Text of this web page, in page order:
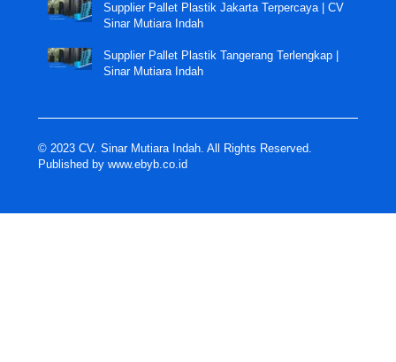
Supplier Pallet Plastik Jakarta Terpercaya | CV
Sinar Mutiara Indah
Supplier Pallet Plastik Tangerang Terlengkap |
Sinar Mutiara Indah
© 2023 CV. Sinar Mutiara Indah. All Rights Reserved.
Published by www.ebyb.co.id